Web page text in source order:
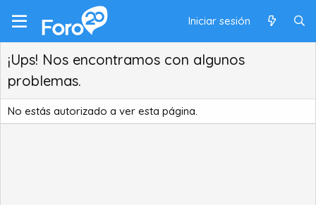
Iniciar sesión
¡Ups! Nos encontramos con algunos
problemas.
No estás autorizado a ver esta página.